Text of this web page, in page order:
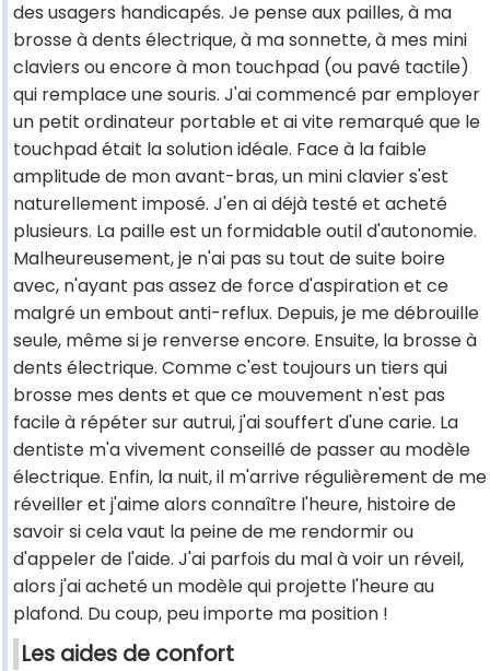
des usagers handicapés. Je pense aux pailles, à ma
brosse à dents électrique, à ma sonnette, à mes mini
claviers ou encore à mon touchpad (ou pavé tactile)
qui remplace une souris. J'ai commencé par employer
un petit ordinateur portable et ai vite remarqué que le
touchpad était la solution idéale. Face à la faible
amplitude de mon avant-bras, un mini clavier s'est
naturellement imposé. J'en ai déjà testé et acheté
plusieurs. La paille est un formidable outil d'autonomie.
Malheureusement, je n'ai pas su tout de suite boire
avec, n'ayant pas assez de force d'aspiration et ce
malgré un embout anti-reflux. Depuis, je me débrouille
seule, même si je renverse encore. Ensuite, la brosse à
dents électrique. Comme c'est toujours un tiers qui
brosse mes dents et que ce mouvement n'est pas
facile à répéter sur autrui, j'ai souffert d'une carie. La
dentiste m'a vivement conseillé de passer au modèle
électrique. Enfin, la nuit, il m'arrive régulièrement de me
réveiller et j'aime alors connaître l'heure, histoire de
savoir si cela vaut la peine de me rendormir ou
d'appeler de l'aide. J'ai parfois du mal à voir un réveil,
alors j'ai acheté un modèle qui projette l'heure au
plafond. Du coup, peu importe ma position !
Les aides de confort